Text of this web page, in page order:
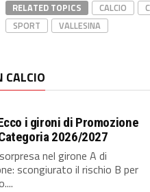
RELATED TOPICS CALCIO
SPORT
VALLESINA
CALCIO
i gironi di Promozione
2026/2027
nel girone A di
scongiurato il rischio B per